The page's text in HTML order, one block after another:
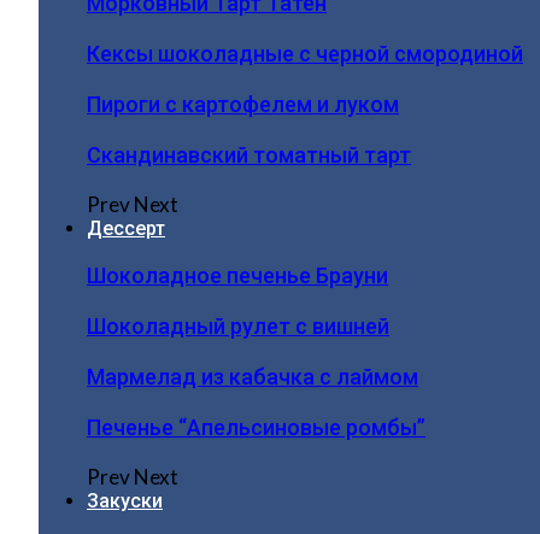
Кексы шоколадные с черной смородиной
Пироги c картофелем и луком
Скандинавский томатный тарт
PrevNext
Дессерт
Шоколадное печенье Брауни
Шоколадный рулет с вишней
Мармелад из кабачка с лаймом
Печенье “Апельсиновые ромбы”
PrevNext
Закуски